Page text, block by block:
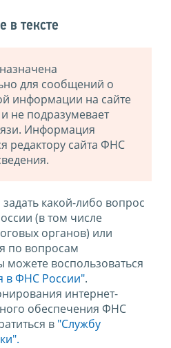
в тексте
для сообщений о
информации на сайте
не подразумевает
Информация
редактору сайта ФНС
какой-либо вопрос
(в том числе
органов) или
по вопросам
воспользоваться
в ФНС России".
интернет-
обеспечения ФНС
в "Службу